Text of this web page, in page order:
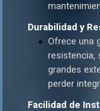
Durabilidad y
Ofrece una
resistencia,
grandes
perder
Facilidad de